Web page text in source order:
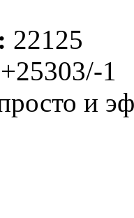
22125
+25303/-1
и